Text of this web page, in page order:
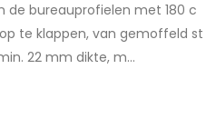
de bureauprofielen met 180 c
te klappen, van gemoffeld st
22 mm dikte, m...